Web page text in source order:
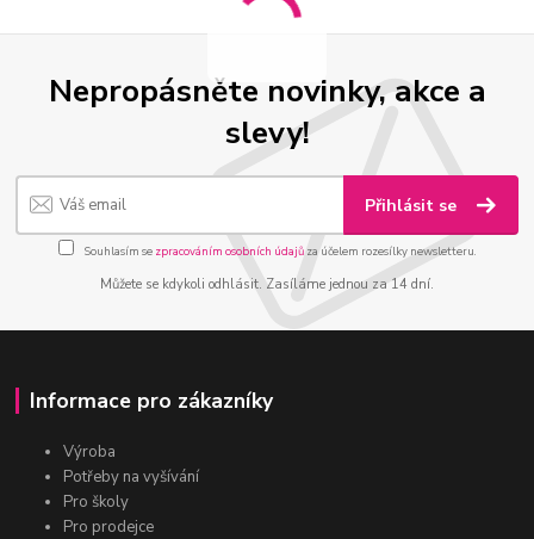
Nepropásněte novinky, akce a
slevy!
Přihlásit se
Souhlasím se zpracováním osobních údajůza účelem rozesílky newsletteru.
Můžete se kdykoli odhlásit. Zasíláme jednou za 14 dní.
Informace pro zákazníky
Výroba
Potřeby na vyšívání
Pro školy
Pro prodejce